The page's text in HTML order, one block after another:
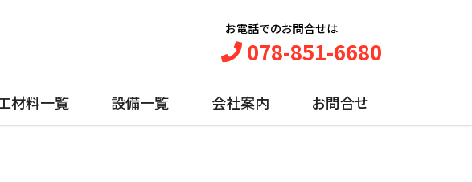
お電話でのお問合せは
078-851-6680
材料一覧 設備一覧 会社案内 お問合せ